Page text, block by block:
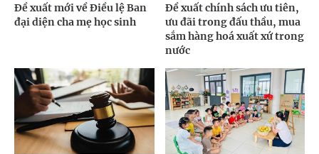
Đề xuất mới về Điều lệ Ban
đại diện cha mẹ học sinh
Đề xuất chính sách ưu tiên,
ưu đãi trong đấu thầu, mua
sắm hàng hoá xuất xứ trong
nước